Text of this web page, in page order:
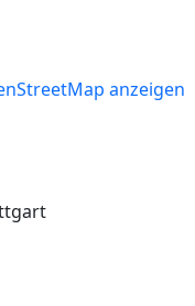
anzeigen